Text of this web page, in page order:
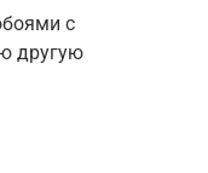
с
другую